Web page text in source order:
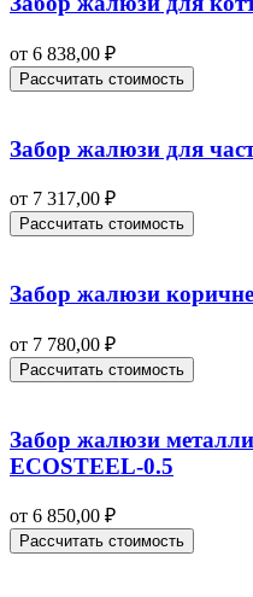
от 6 838,00 ₽
Рассчитать стоимость
Забор жалюзи для
от 7 317,00 ₽
Рассчитать стоимость
Забор жалюзи
от 7 780,00 ₽
Рассчитать стоимость
Забор жалюзи
ECOSTEEL-0.5
от 6 850,00 ₽
Рассчитать стоимость